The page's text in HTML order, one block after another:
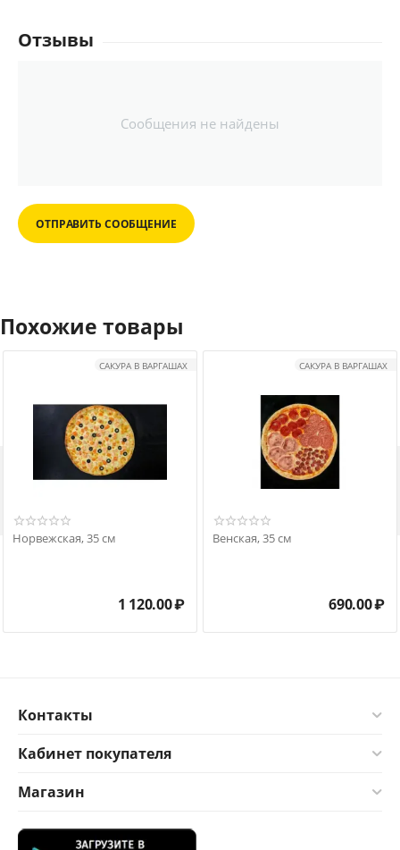
Отзывы
Сообщения не найдены
ОТПРАВИТЬ СООБЩЕНИЕ
Похожие товары
САКУРА В ВАРГАШАХ
Норвежская, 35 см
1 120.00₽
САКУРА В ВАРГАШАХ
Венская, 35 см
690.00₽
Контакты
Кабинет покупателя
Магазин